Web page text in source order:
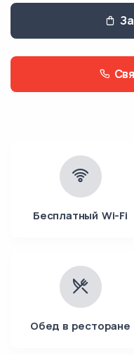
Бесплатный Wi-Fi
Обед в ресторане